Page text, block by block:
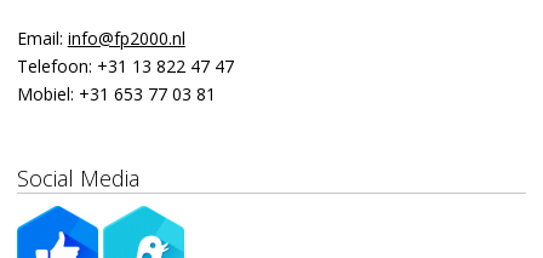
Email: info@fp2000.nl
Telefoon: +31 13 822 47 47
Mobiel: +31 653 77 03 81
Social Media